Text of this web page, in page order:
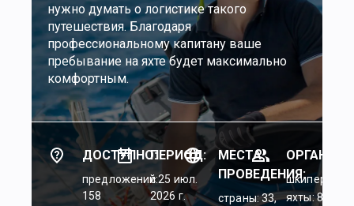
нужно думать о логистике такого
путешествия. Благодаря
профессиональному капитану ваше
пребывание на яхте будет максимально
комфортным.
ДОСТУПНО:
предложений:
158
ПЕРИОД:
c 25 июл.
2026 г.
МЕСТА
ПРОВЕДЕНИЯ:
страны: 33,
шкиперы: 45,
яхты: 84